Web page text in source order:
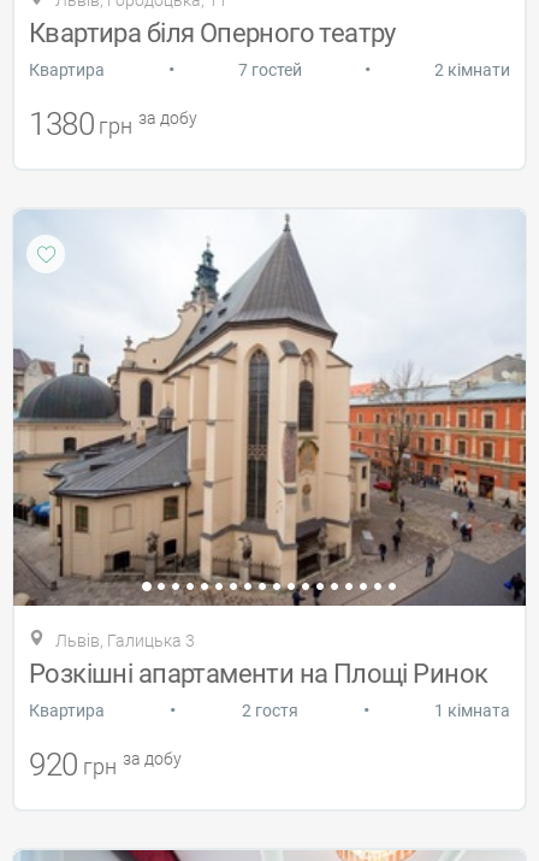
Квартира біля Оперного театру
Квартира • 7 гостей • 2 кімнати
1380 грн за добу
Львів, Галицька 3
Розкішні апартаменти на Площі Ринок
Квартира • 2 гостя • 1 кімната
920 грн за добу